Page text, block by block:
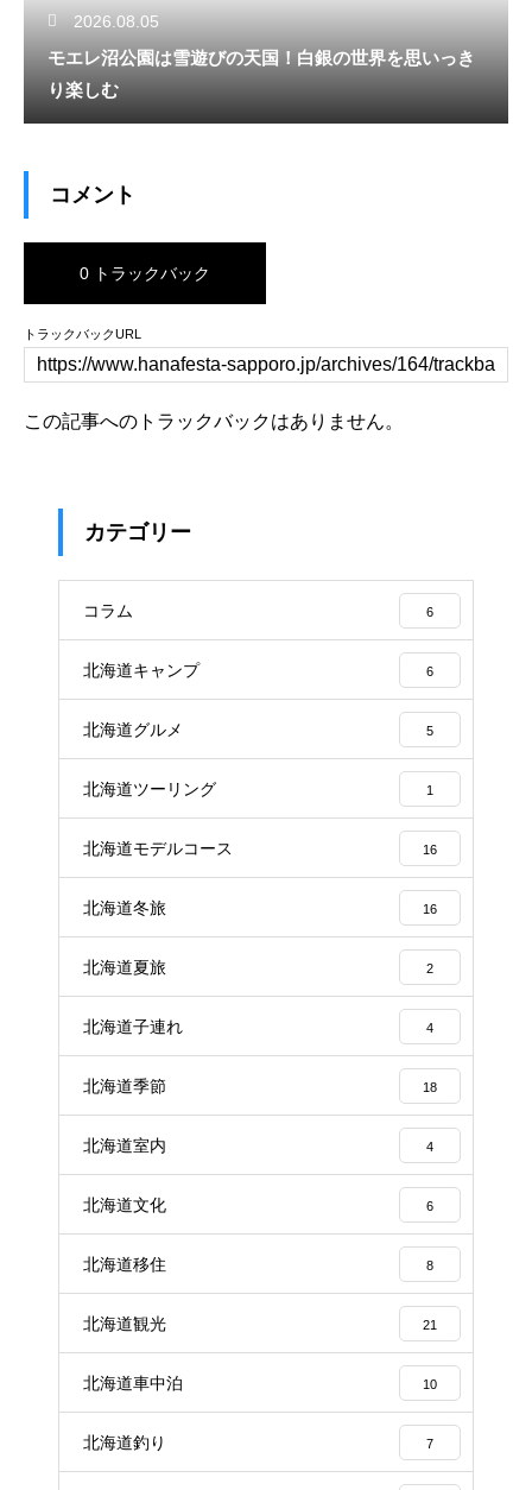
2026.08.05
モエレ沼公園は雪遊びの天国！白銀の世界を思いっき
り楽しむ
コメント
0 トラックバック
トラックバックURL
この記事へのトラックバックはありません。
カテゴリー
コラム 6
北海道キャンプ 6
北海道グルメ 5
北海道ツーリング 1
北海道モデルコース 16
北海道冬旅 16
北海道夏旅 2
北海道子連れ 4
北海道季節 18
北海道室内 4
北海道文化 6
北海道移住 8
北海道観光 21
北海道車中泊 10
北海道釣り 7